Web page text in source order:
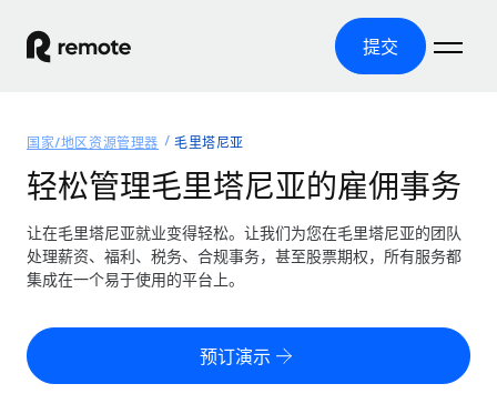
提交
产品
全球招聘
全球薪资管理
轻松运行合规薪资
零实体成本实现全球扩张
覆盖全球
美国各州浏览器
资源
工具与计算器
误分类风险计算工具
定价
国家/地区资源管理器 毛里塔尼亚
轻松管理毛里塔尼亚的雇佣事务
让在毛里塔尼亚就业变得轻松。让我们为您在毛里塔尼亚的团队
处理薪资、福利、税务、合规事务，甚至股票期权，所有服务都
集成在一个易于使用的平台上。
预订演示